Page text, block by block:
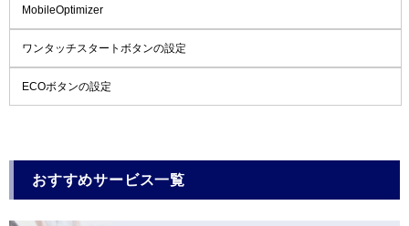
MobileOptimizer
ワンタッチスタートボタンの設定
ECOボタンの設定
おすすめサービス一覧